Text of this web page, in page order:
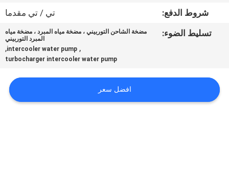
ضبط
الجودة
بنا
شروط الدفع:
تي / تي مقدما
تسليط الضوء:
مضخة الشاحن التوربيني ، مضخة مياه المبرد ، مضخة مياه
المبرد التوربيني
,
intercooler water pump
,
turbocharger intercooler water pump
افضل سعر